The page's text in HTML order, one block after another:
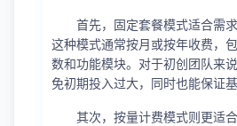
首先，固定套餐模式适合需
这种模式通常按月或按年收费，
数和功能模块。对于初创团队来
免初期投入过大，同时也能保证
其次，按量计费模式则更适